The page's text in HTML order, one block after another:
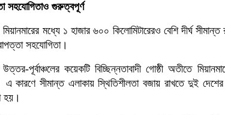
সহযোগিতাও গুরুত্বপূর্ণ
মধ্যে ১ হাজার ৬০০ কিলোমিটারেরও বেশি দীর্ঘ
সহযোগিতা।
পূর্বাঞ্চলের কয়েকটি বিচ্ছিন্নতাবাদী গোষ্ঠী অতীতে
এ কারণে সীমান্ত এলাকায় স্থিতিশীলতা বজায় রাখতে দুই
হয়।